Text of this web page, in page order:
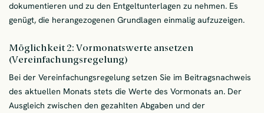
dokumentieren und zu den Entgeltunterlagen zu nehmen. Es
genügt, die herangezogenen Grundlagen einmalig aufzuzeigen.
Möglichkeit 2: Vormonatswerte ansetzen
(Vereinfachungsregelung)
Bei der Vereinfachungsregelung setzen Sie im Beitragsnachweis
des aktuellen Monats stets die Werte des Vormonats an. Der
Ausgleich zwischen den gezahlten Abgaben und der